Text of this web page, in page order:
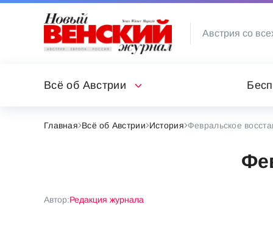
Австрия со
Всё об Австрии
Главная Всё об Австрии История Февральское
Автор:Редакция журнала